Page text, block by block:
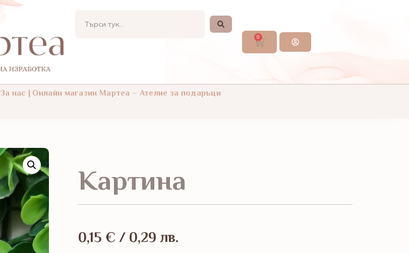
0
За нас | Онлайн магазин Мартеа – Ателие за подаръци
Картина
0,15 € / 0,29 лв.